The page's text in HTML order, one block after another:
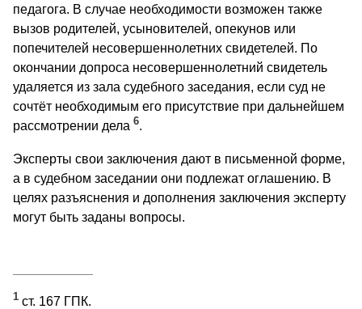
педагога. В случае необходимости возможен также
вызов родителей, усыновителей, опекунов или
попечителей несовершеннолетних свидетелей. По
окончании допроса несовершеннолетний свидетель
удаляется из зала судебного заседания, если суд не
сочтёт необходимым его присутствие при дальнейшем
рассмотрении дела 6.
Эксперты свои заключения дают в письменной форме,
а в судебном заседании они подлежат оглашению. В
целях разъяснения и дополнения заключения эксперту
могут быть заданы вопросы.
1 ст. 167 ГПК.